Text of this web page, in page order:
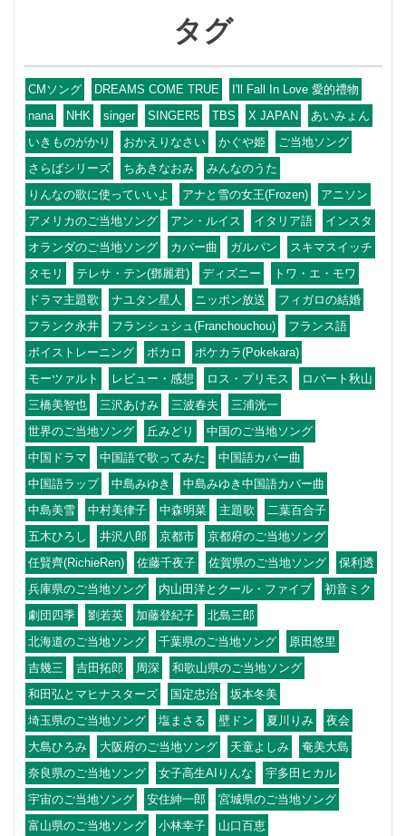
タグ
CMソング DREAMS COME TRUE
I'll Fall In Love 愛的禮物
nana
NHK singer SINGER5 TBS X JAPAN
あいみょん
いきものがかり
おかえりなさい かぐや姫
ご当地ソング
さらばシリーズ
ちあきなおみ
みんなのうた
りんなの歌に使っていいよ
アナと雪の女王(Frozen)
アニソン
アメリカのご当地ソング
アン・ルイス イタリア語
インスタ
オランダのご当地ソング
カバー曲 ガルパン
スキマスイッチ
タモリ
テレサ・テン(鄧麗君) ディズニー
トワ・エ・モワ
ドラマ主題歌
ナユタン星人 ニッポン放送
フィガロの結婚
フランク永井
フランシュシュ(Franchouchou)
フランス語
ボイストレーニング
ボカロ
ポケカラ(Pokekara)
モーツァルト
レビュー・感想 ロス・プリモス
ロバート秋山
三橋美智也
三沢あけみ 三波春夫
三浦洸一
世界のご当地ソング
丘みどり
中国のご当地ソング
中国ドラマ
中国語で歌ってみた
中国語カバー曲
中国語ラップ
中島みゆき
中島みゆき中国語カバー曲
中島美雪
中村美律子 中森明菜 主題歌
二葉百合子
五木ひろし
井沢八郎 京都市
京都府のご当地ソング
任賢齊(RichieRen)
佐藤千夜子 佐賀県のご当地ソング
保利透
兵庫県のご当地ソング
内山田洋とクール・ファイブ
初音ミク
劇団四季
劉若英 加藤登紀子
北島三郎
北海道のご当地ソング
千葉県のご当地ソング
原田悠里
吉幾三
吉田拓郎 周深
和歌山県のご当地ソング
和田弘とマヒナスターズ
国定忠治
坂本冬美
埼玉県のご当地ソング
塩まさる 壁ドン 夏川りみ
夜会
大島ひろみ
大阪府のご当地ソング 天童よしみ
奄美大島
奈良県のご当地ソング
女子高生AIりんな
宇多田ヒカル
宇宙のご当地ソング
安住紳一郎
宮城県のご当地ソング
富山県のご当地ソング
小林幸子
山口百恵